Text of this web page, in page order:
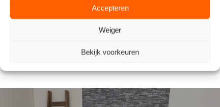
Accepteren
Weiger
Bekijk voorkeuren